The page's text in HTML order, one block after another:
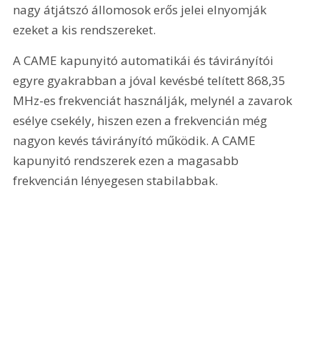
nagy átjátszó állomosok erős jelei elnyomják
ezeket a kis rendszereket.
A CAME kapunyitó automatikái és távirányítói
egyre gyakrabban a jóval kevésbé telített 868,35
MHz-es frekvenciát használják, melynél a zavarok
esélye csekély, hiszen ezen a frekvencián még
nagyon kevés távirányító működik. A CAME
kapunyitó rendszerek ezen a magasabb
frekvencián lényegesen stabilabbak.